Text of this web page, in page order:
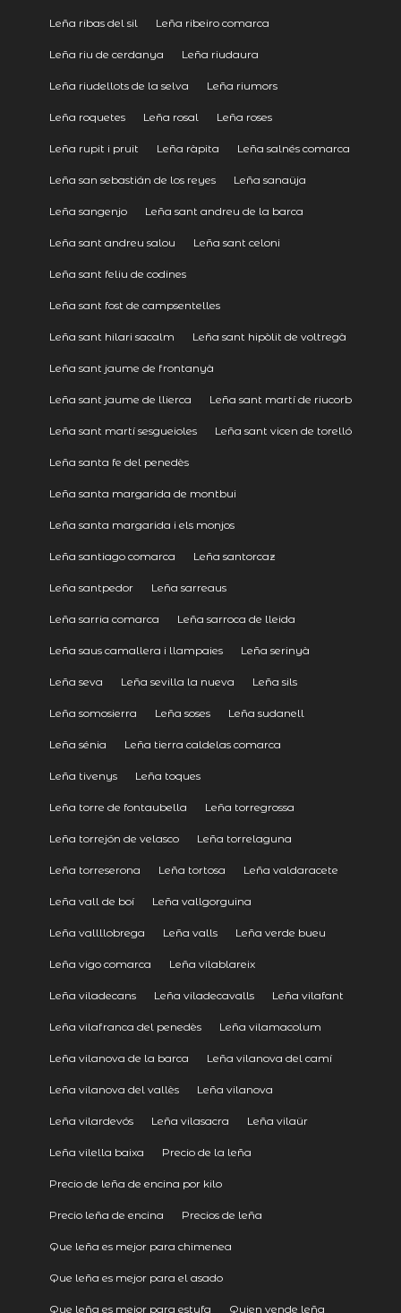
Leña ribas del sil Leña ribeiro comarca
Leña riu de cerdanya Leña riudaura
Leña riudellots de la selva Leña riumors
Leña roquetes Leña rosal Leña roses
Leña rupit i pruit Leña ràpita Leña salnés comarca
Leña san sebastián de los reyes Leña sanaüja
Leña sangenjo Leña sant andreu de la barca
Leña sant andreu salou Leña sant celoni
Leña sant feliu de codines
Leña sant fost de campsentelles
Leña sant hilari sacalm Leña sant hipòlit de voltregà
Leña sant jaume de frontanyà
Leña sant jaume de llierca Leña sant martí de riucorb
Leña sant martí sesgueioles Leña sant vicen de torelló
Leña santa fe del penedès
Leña santa margarida de montbui
Leña santa margarida i els monjos
Leña santiago comarca Leña santorcaz
Leña santpedor Leña sarreaus
Leña sarria comarca Leña sarroca de lleida
Leña saus camallera i llampaies Leña serinyà
Leña seva Leña sevilla la nueva Leña sils
Leña somosierra Leña soses Leña sudanell
Leña sénia Leña tierra caldelas comarca
Leña tivenys Leña toques
Leña torre de fontaubella Leña torregrossa
Leña torrejón de velasco Leña torrelaguna
Leña torreserona Leña tortosa Leña valdaracete
Leña vall de boí Leña vallgorguina
Leña vallllobrega Leña valls Leña verde bueu
Leña vigo comarca Leña vilablareix
Leña viladecans Leña viladecavalls Leña vilafant
Leña vilafranca del penedès Leña vilamacolum
Leña vilanova de la barca Leña vilanova del camí
Leña vilanova del vallès Leña vilanova
Leña vilardevós Leña vilasacra Leña vilaür
Leña vilella baixa Precio de la leña
Precio de leña de encina por kilo
Precio leña de encina Precios de leña
Que leña es mejor para chimenea
Que leña es mejor para el asado
Que leña es mejor para estufa Quien vende leña